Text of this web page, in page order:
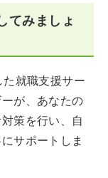
てみましょ
た就職支援サー
が、あなたの
策を行い、自
サポートしま